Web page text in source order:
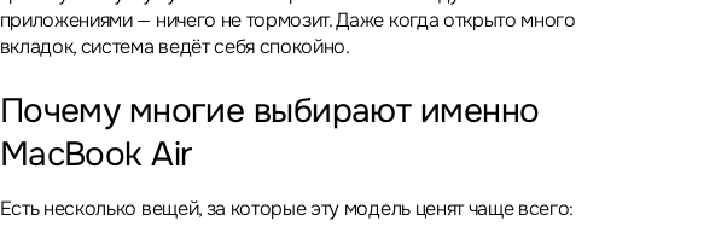
приложениями — ничего не тормозит. Даже когда открыто много
вкладок, система ведёт себя спокойно.
Почему многие выбирают именно
MacBook Air
Есть несколько вещей, за которые эту модель ценят чаще всего: